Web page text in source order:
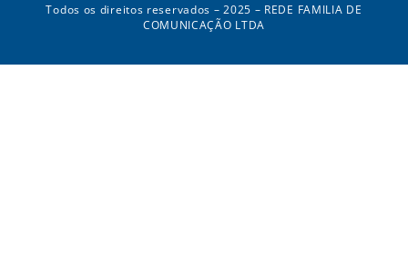
Todos os direitos reservados – 2025 – REDE FAMILIA DE
COMUNICAÇÃO LTDA